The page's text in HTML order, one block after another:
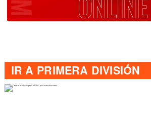
IR A PRIMERA DIVISIÓN